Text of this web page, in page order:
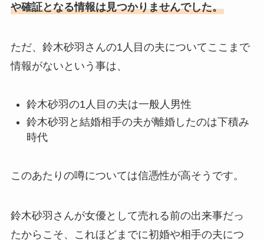
や確証となる情報は見つかりませんでした。
ただ、鈴木砂羽さんの1人目の夫についてここまで
情報がないという事は、
鈴木砂羽の1人目の夫は一般人男性
鈴木砂羽と結婚相手の夫が離婚したのは下積み
時代
このあたりの噂については信憑性が高そうです。
鈴木砂羽さんが女優として売れる前の出来事だっ
たからこそ、これほどまでに初婚や相手の夫につ